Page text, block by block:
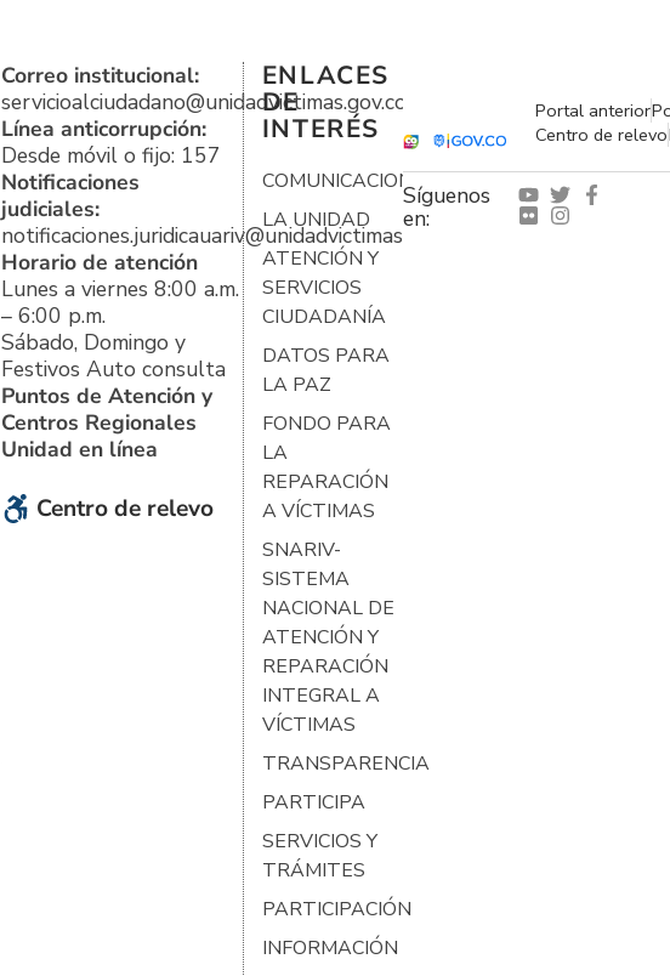
Correo institucional:
servicioalciudadano@unidadvictimas.gov.co
Línea anticorrupción:
Desde móvil o fijo: 157
Notificaciones
judiciales:
notificaciones.juridicauariv@unidadvictimas.gov.co
Horario de atención
Lunes a viernes 8:00 a.m.
– 6:00 p.m.
Sábado, Domingo y
Festivos Auto consulta
Puntos de Atención y
Centros Regionales
Unidad en línea
Centro de relevo
ENLACES
DE
INTERÉS
COMUNICACIONES
LA UNIDAD
ATENCIÓN Y
SERVICIOS
CIUDADANÍA
DATOS PARA
LA PAZ
FONDO PARA
LA
REPARACIÓN
A VÍCTIMAS
SNARIV-
SISTEMA
NACIONAL DE
ATENCIÓN Y
REPARACIÓN
INTEGRAL A
VÍCTIMAS
TRANSPARENCIA
PARTICIPA
SERVICIOS Y
TRÁMITES
PARTICIPACIÓN
INFORMACIÓN
Portal anterior
Centro de relevo
Síguenos
en: